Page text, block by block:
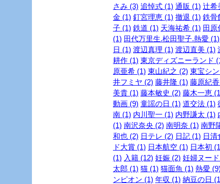
さみ (3) 追悼式 (1) 通販 (1) 辻希
金 (1) 釘宮理恵 (1) 撤退 (1) 鉄骨
子 (1) 鉄道 (1) 天海祐希 (1) 田原
(1) 田代万里生.松田聖子.熱愛 (1)
日 (1) 渡辺真理 (1) 渡辺直美 (1)
耕作 (1) 東京ディズニーランド
原亜希 (1) 東山紀之 (2) 東宝シ
井フミヤ (2) 藤井隆 (1) 藤原紀
美貴 (1) 藤本敏史 (2) 藤木一恵
動画 (9) 童謡の日 (1) 道交法 (1)
南 (1) 内川聖一 (1) 内野謙太 (1)
(1) 南沢奈央 (2) 南明奈 (1) 南野
和也 (2) 日テレ (2) 日記 (1) 日清
ド大賞 (1) 日本航空 (1) 日本初
(1) 入籍 (12) 妊娠 (2) 妊婦ヌー
太郎 (1) 猫 (1) 猫面魚 (1) 熱愛
ンピオン (1) 年収 (1) 納豆の日